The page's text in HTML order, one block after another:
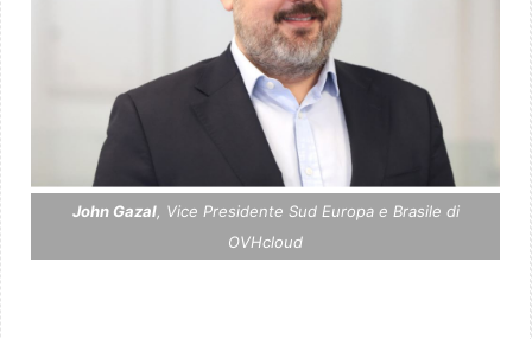
John Gazal, Vice Presidente Sud Europa e Brasile di
OVHcloud